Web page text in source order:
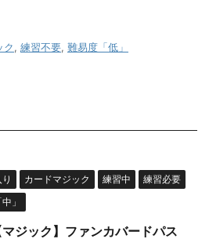
ク, 練習不要, 難易度「低」
カードマジック 練習中
練習必要
」
ジック】ファンカバードパス